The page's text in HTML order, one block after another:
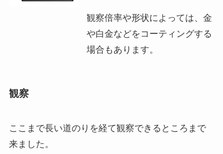
観察倍率や形状によっては、金
や白金などをコーティングする
場合もあります。
観察
ここまで長い道のりを経て観察できるところまで
来ました。